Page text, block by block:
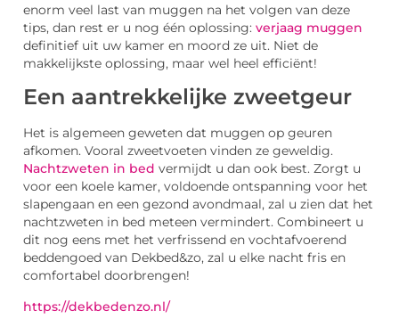
enorm veel last van muggen na het volgen van deze
tips, dan rest er u nog één oplossing: verjaag muggen
definitief uit uw kamer en moord ze uit. Niet de
makkelijkste oplossing, maar wel heel efficiënt!
Een aantrekkelijke zweetgeur
Het is algemeen geweten dat muggen op geuren
afkomen. Vooral zweetvoeten vinden ze geweldig.
Nachtzweten in bed vermijdt u dan ook best. Zorgt u
voor een koele kamer, voldoende ontspanning voor het
slapengaan en een gezond avondmaal, zal u zien dat het
nachtzweten in bed meteen vermindert. Combineert u
dit nog eens met het verfrissend en vochtafvoerend
beddengoed van Dekbed&zo, zal u elke nacht fris en
comfortabel doorbrengen!
https://dekbedenzo.nl/